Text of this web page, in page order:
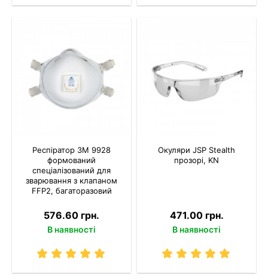
Респіратор 3M 9928
формований
спеціалізований для
зварювання з клапаном
FFP2, багаторазовий
576.60 грн.
В наявності
Окуляри JSP Stealth
прозорі, KN
471.00 грн.
В наявності